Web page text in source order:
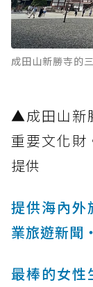
成田山新勝寺的
▲成田山新
重要文化
提供
提供海內外
業旅遊新聞
最棒的女性